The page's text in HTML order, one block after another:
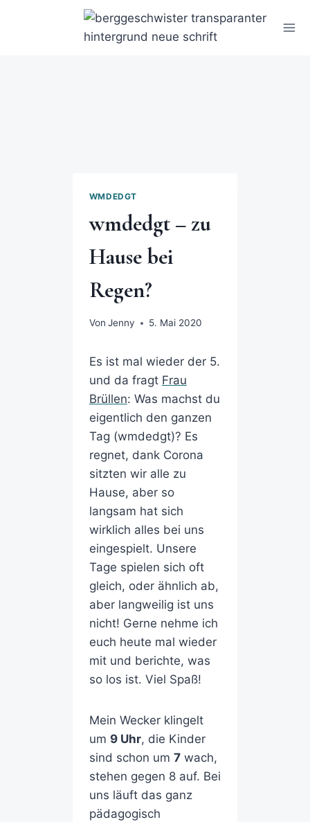
WMDEDGT
wmdedgt – zu
Hause bei
Regen?
Von Jenny 5. Mai 2020
Es ist mal wieder der 5.
und da fragt Frau
Brüllen: Was machst du
eigentlich den ganzen
Tag (wmdedgt)? Es
regnet, dank Corona
sitzten wir alle zu
Hause, aber so
langsam hat sich
wirklich alles bei uns
eingespielt. Unsere
Tage spielen sich oft
gleich, oder ähnlich ab,
aber langweilig ist uns
nicht! Gerne nehme ich
euch heute mal wieder
mit und berichte, was
so los ist. Viel Spaß!
Mein Wecker klingelt
um 9 Uhr, die Kinder
sind schon um 7wach,
stehen gegen 8 auf. Bei
uns läuft das ganz
pädagogisch